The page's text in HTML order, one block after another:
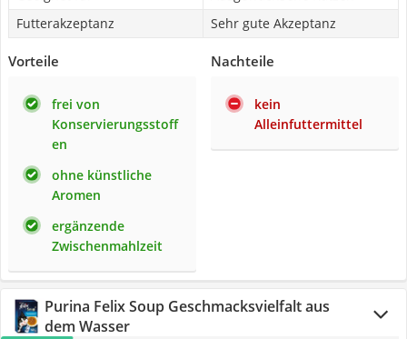
Futterakzeptanz
Sehr gute Akzeptanz
Vorteile
frei von
Konservierungsstoff
en
ohne künstliche
Aromen
ergänzende
Zwischenmahlzeit
Nachteile
kein
Alleinfuttermittel
Purina Felix Soup Geschmacksvielfalt aus
dem Wasser